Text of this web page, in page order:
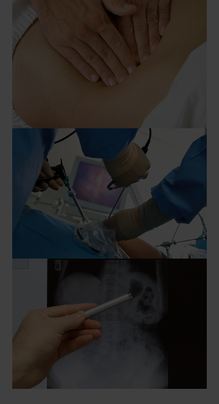
Verletzungen, bei denen die Schnelligkeit
der Behandlung bedeutsam ist. In den
Räumlichkeiten der Notaufnahme stehen
ein Schockraum zur Untersuchung und
Behandlung schwerst- und
mehrfachverletzter Personen sowie
Zudem gehört die Therapie von
Verletzungsfolgen zu unserem
Leistungsangebot. Unsere Stärke besteht
in der individuellen und kontinuierlichen
Betreuung, welche durch die enge
Zusammenarbeit mit allen Fachgebieten
ermöglicht wird.
Oberstes Ziel ist Ihre schnelle Geneseung
und die Rückkehr in den Alltag bzw. zum
Arbeitsplatz. Unser Sozialdienst
eventueller Anschlussheilbehandlungen
oder Rehabilitationsmaßnahmen.